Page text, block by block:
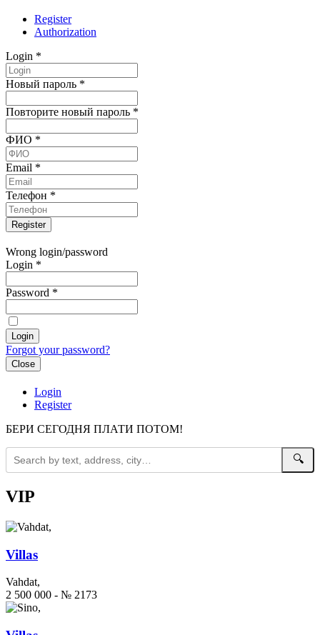
Register
Authorization
Login *
Новый пароль *
Повторите новый пароль *
ФИО *
Email *
Телефон *
Wrong login/password
Login *
Password *
Forgot your password?
Close
Login
Register
БЕРИ СЕГОДНЯ ПЛАТИ ПОТОМ!
🔍
VIP
Villas
Vahdat,
2 500 000 - № 2173